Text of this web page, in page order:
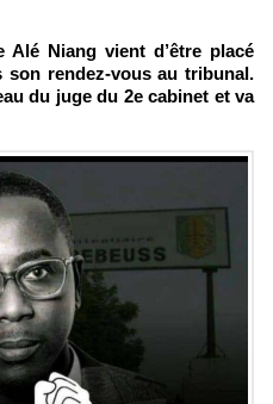
Niang vient d’être placé
son rendez-vous au tribunal.
du juge du 2e cabinet et va